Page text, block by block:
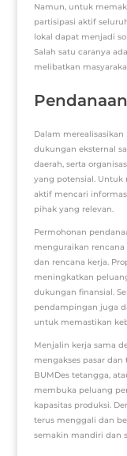
Namun, untuk
partisipasi aktif
lokal dapat menjadi
Salah satu caranya
melibatkan
Dalam
dukungan eksternal
daerah, serta
yang potensial. Untuk
aktif mencari
pihak yang relevan.
Permohonan
menguraikan
dan rencana kerja.
meningkatkan
dukungan finansial.
pendampingan juga
untuk memastikan
Menjalin kerja sama
mengakses pasar dan
BUMDes tetangga,
membuka peluang
kapasitas produksi.
terus menggali dan
semakin mandiri dan